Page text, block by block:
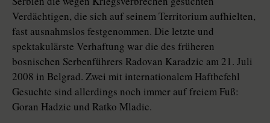
Verdächtigen, die sich auf seinem Territorium aufhielten,
fast ausnahmslos festgenommen. Die letzte und
spektakulärste Verhaftung war die des früheren
bosnischen Serbenführers Radovan Karadzic am 21. Juli
2008 in Belgrad. Zwei mit internationalem Haftbefehl
Gesuchte sind allerdings noch immer auf freiem Fuß:
Goran Hadzic und Ratko Mladic.